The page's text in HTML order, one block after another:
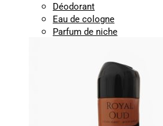
Déodorant
Eau de cologne
Parfum de niche